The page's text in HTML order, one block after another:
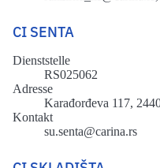
CI SENTA
Dienststelle
RS025062
Adresse
Karađorđeva 117,
Kontakt
su.senta@carina.rs